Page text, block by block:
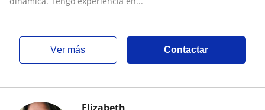
ver más Contactar